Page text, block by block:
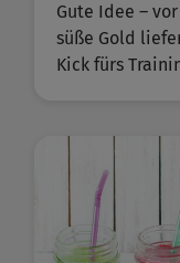
Gute Idee –
süße Gold
Kick fürs